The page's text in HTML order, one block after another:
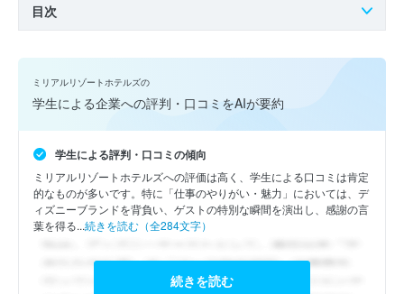
目次
ミリアルリゾートホテルズの
学生による企業への評判・口コミをAIが要約
学生による評判・口コミの傾向
ミリアルリゾートホテルズへの評価は高く、学生による口コミは肯定
的なものが多いです。特に「仕事のやりがい・魅力」においては、デ
ィズニーブランドを背負い、ゲストの特別な瞬間を演出し、感謝の言
葉を得る...続きを読む（全284文字）
続きを読む